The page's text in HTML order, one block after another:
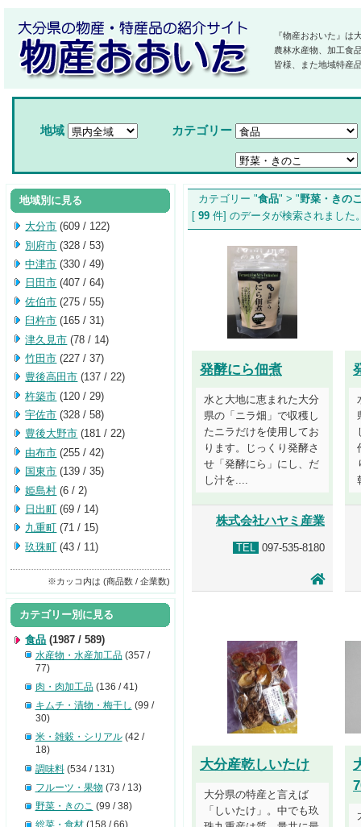
『物産おおいた』は
農林水産物、加工食
皆様、また地域特産
地域 カテゴリー
カテゴリー "食品" > "野菜・きの
[ 99 件] のデータが検索されま
発酵にら佃煮
水と大地に恵まれた大分
県の「ニラ畑」で収穫し
たニラだけを使用してお
ります。じっくり発酵さ
せ「発酵にら」にし、だ
し汁を....
株式会社ハヤミ産業
TEL 097-535-8180
大分産乾しいたけ
大分県の特産と言えば
「しいたけ」。中でも玖
地域別に見る
大分市 (609 / 122)
別府市 (328 / 53)
中津市 (330 / 49)
日田市 (407 / 64)
佐伯市 (275 / 55)
臼杵市 (165 / 31)
津久見市 (78 / 14)
竹田市 (227 / 37)
豊後高田市 (137 / 22)
杵築市 (120 / 29)
宇佐市 (328 / 58)
豊後大野市 (181 / 22)
由布市 (255 / 42)
国東市 (139 / 35)
姫島村 (6 / 2)
日出町 (69 / 14)
九重町 (71 / 15)
玖珠町 (43 / 11)
※カッコ内は (商品数 / 企業数)
カテゴリー別に見る
食品 (1987 / 589)
水産物・水産加工品(357 /
77)
肉・肉加工品(136 / 41)
キムチ・漬物・梅干し (99 /
30)
米・雑穀・シリアル(42 /
18)
調味料(534 / 131)
フルーツ・果物 (73 / 13)
野菜・きのこ (99 / 38)